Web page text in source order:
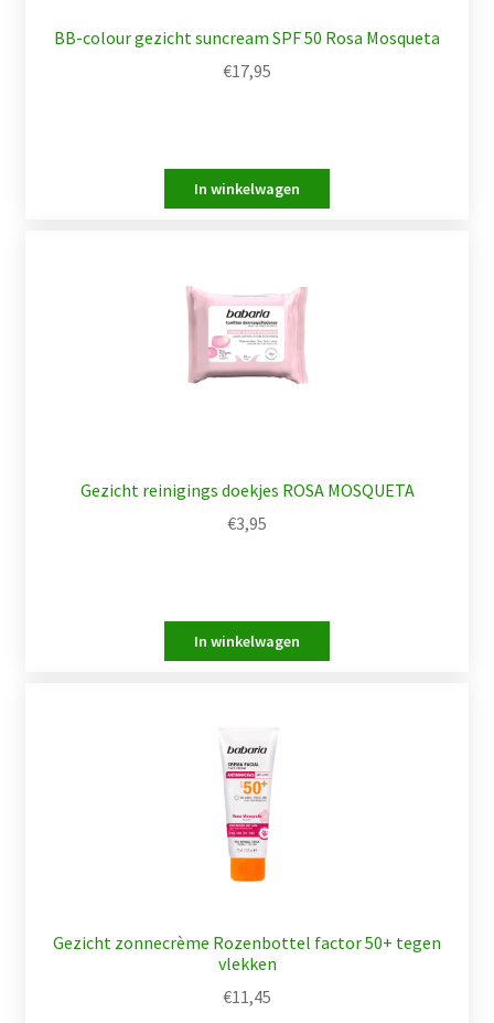
BB-colour gezicht suncream SPF 50 Rosa Mosqueta
€17,95
Gezicht reinigings doekjes ROSA MOSQUETA
€3,95
Gezicht zonnecrème Rozenbottel factor 50+ tegen
vlekken
€11,45